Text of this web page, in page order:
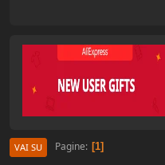
VAI SU Pagine 1